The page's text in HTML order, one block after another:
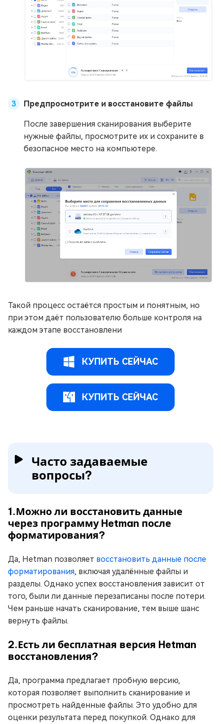
Предпросмотрите и восстановите файлы
После завершения сканирования выберите
нужные файлы, просмотрите их и сохраните в
безопасное место на компьютере.
Такой процесс остаётся простым и понятным, но
при этом даёт пользователю больше контроля на
каждом этапе восстановлени
КУПИТЬ СЕЙЧАС
КУПИТЬ СЕЙЧАС
Часто задаваемые
вопросы?
1.Можно ли восстановить данные
через программу Hetman после
форматирования?
Да, Hetman позволяет восстановить данные после
форматирования, включая удалённые файлы и
разделы. Однако успех восстановления зависит от
того, были ли данные перезаписаны после потери.
Чем раньше начать сканирование, тем выше шанс
вернуть файлы.
2.Есть ли бесплатная версия Hetman
восстановления?
Да, программа предлагает пробную версию,
которая позволяет выполнить сканирование и
просмотреть найденные файлы. Это удобно для
оценки результата перед покупкой. Однако для